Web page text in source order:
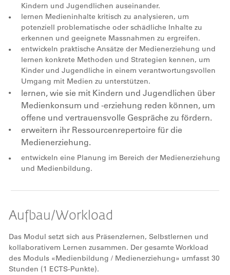
Kindern und Jugendlichen auseinander.
lernen Medieninhalte kritisch zu analysieren, um
potenziell problematische oder schädliche Inhalte zu
erkennen und geeignete Massnahmen zu ergreifen.
entwickeln praktische Ansätze der Medienerziehung und
lernen konkrete Methoden und Strategien kennen, um
Kinder und Jugendliche in einem verantwortungsvollen
Umgang mit Medien zu unterstützen.
lernen, wie sie mit Kindern und Jugendlichen über
Medienkonsum und -erziehung reden können, um
offene und vertrauensvolle Gespräche zu fördern.
erweitern ihr Ressourcenrepertoire für die
Medienerziehung.
entwickeln eine Planung im Bereich der Medienerziehung
und Medienbildung.
Aufbau/Workload
Das Modul setzt sich aus Präsenzlernen, Selbstlernen und
kollaborativem Lernen zusammen. Der gesamte Workload
des Moduls «Medienbildung / Medienerziehung» umfasst 30
Stunden (1 ECTS-Punkte).